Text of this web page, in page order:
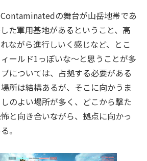
の舞台が山岳地帯であ
た軍用基地があるということ、高
ながら進行しいく感じなど、とこ
ールド1っぽいな～と思うことが多
については、占拠する必要がある
所は結構あるが、そこに向かうま
のよい場所が多く、どこから撃た
と向き合いながら、拠点に向かっ
。